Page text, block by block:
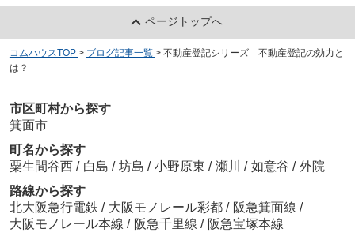
ページトップへ
コムハウスTOP > ブログ記事一覧 > 不動産登記シリーズ 不動産登記の効力と
は？
市区町村から探す
箕面市
町名から探す
粟生間谷西 / 白島 / 坊島 / 小野原東 / 瀬川 / 如意谷 / 外院
路線から探す
北大阪急行電鉄 / 大阪モノレール彩都 / 阪急箕面線 /
大阪モノレール本線 / 阪急千里線 / 阪急宝塚本線